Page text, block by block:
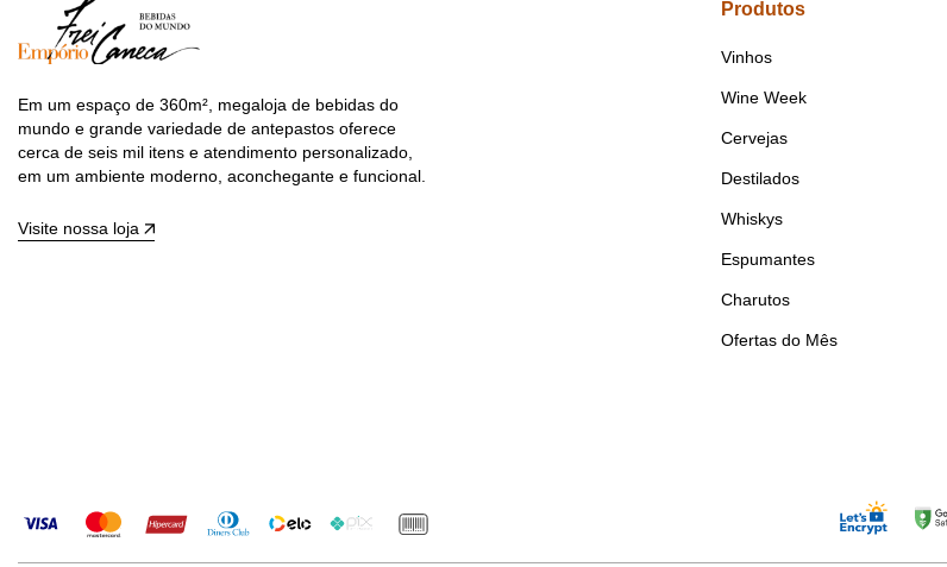
Em um espaço de 360m², megaloja de bebidas do
mundo e grande variedade de antepastos oferece
cerca de seis mil itens e atendimento personalizado,
em um ambiente moderno, aconchegante e funcional.
Visite nossa loja
Produtos
Vinhos
Wine Week
Cervejas
Destilados
Whiskys
Espumantes
Charutos
Ofertas do Mês